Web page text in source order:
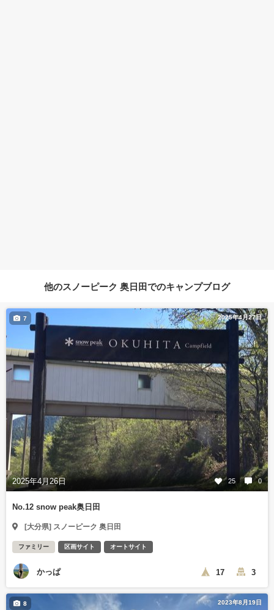
他のスノーピーク 奥日田でのキャンプブログ
2025年4月27日
2025年4月26日 25 0
7
No.12 snow peak奥日田
[大分県] スノーピーク 奥日田
ファミリー 区画サイト オートサイト
かっぱ 17 3
2023年8月19日
8